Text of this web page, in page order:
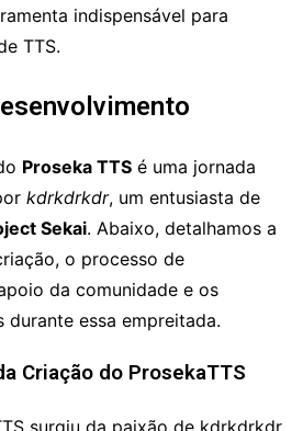
indispensável para
TTS.
Proseka TTS é uma jornada
kdrkdrkdr, um entusiasta de
Sekai. Abaixo, detalhamos a
o processo de
da comunidade e os
essa empreitada.
Criação do ProsekaTTS